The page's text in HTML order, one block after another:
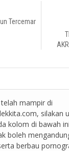
Tercemar
mampir di
silakan
kolom di bawah
boleh
berbau